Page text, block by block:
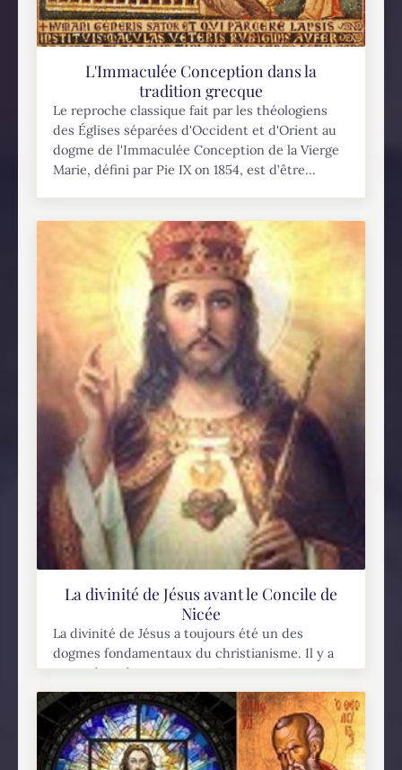
L'Immaculée Conception dans la
tradition grecque
Le reproche classique fait par les théologiens
des Églises séparées d'Occident et d'Orient au
dogme de l'Immaculée Conception de la Vierge
Marie, défini par Pie IX on 1854, est d’être...
La divinité de Jésus avant le Concile de
Nicée
La divinité de Jésus a toujours été un des
dogmes fondamentaux du christianisme. Il y a
cependant des groupes, qui ne peuvent pas par
le fait même revendiquer le titre...